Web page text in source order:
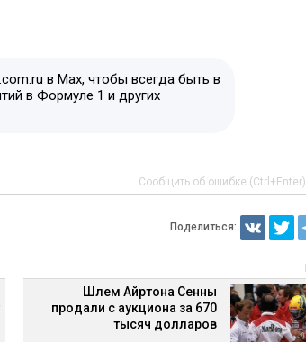
в Max, чтобы всегда быть в
в Формуле 1 и других
Сообщить об ошибке (Ctrl+Enter)
Поделиться:
Шлем Айртона Сенны
продали с аукциона за 670
тысяч долларов